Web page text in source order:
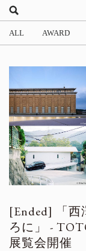
ALL AWARD
「
ろに」 -
展覧会開催